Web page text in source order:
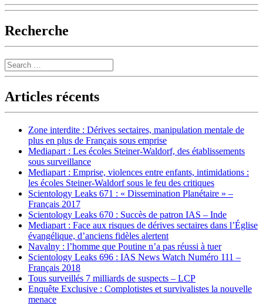
Recherche
Search
Articles récents
Zone interdite : Dérives sectaires, manipulation mentale de
plus en plus de Français sous emprise
Mediapart : Les écoles Steiner-Waldorf, des établissements
sous surveillance
Mediapart : Emprise, violences entre enfants, intimidations :
les écoles Steiner-Waldorf sous le feu des critiques
Scientology Leaks 671 : « Dissemination Planétaire » –
Français 2017
Scientology Leaks 670 : Succès de patron IAS – Inde
Mediapart : Face aux risques de dérives sectaires dans l’Église
évangélique, d’anciens fidèles alertent
Navalny : l’homme que Poutine n’a pas réussi à tuer
Scientology Leaks 696 : IAS News Watch Numéro 111 –
Français 2018
Tous surveillés 7 milliards de suspects – LCP
Enquête Exclusive : Complotistes et survivalistes la nouvelle
menace